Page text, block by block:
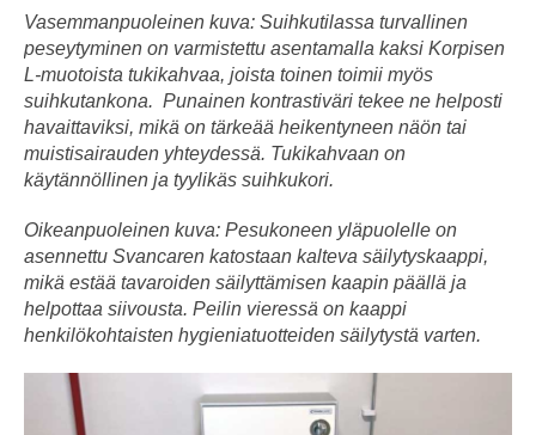
Vasemmanpuoleinen kuva: Suihkutilassa turvallinen
peseytyminen on varmistettu asentamalla kaksi Korpisen
L-muotoista tukikahvaa, joista toinen toimii myös
suihkutankona. Punainen kontrastiväri tekee ne helposti
havaittaviksi, mikä on tärkeää heikentyneen näön tai
muistisairauden yhteydessä. Tukikahvaan on
käytännöllinen ja tyylikäs suihkukori.
Oikeanpuoleinen kuva: Pesukoneen yläpuolelle on
asennettu Svancaren katostaan kalteva säilytyskaappi,
mikä estää tavaroiden säilyttämisen kaapin päällä ja
helpottaa siivousta. Peilin vieressä on kaappi
henkilökohtaisten hygieniatuotteiden säilytystä varten.